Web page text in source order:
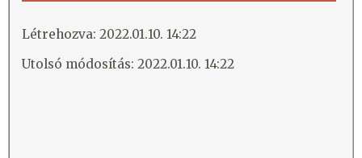
Létrehozva: 2022.01.10. 14:22
Utolsó módosítás: 2022.01.10. 14:22